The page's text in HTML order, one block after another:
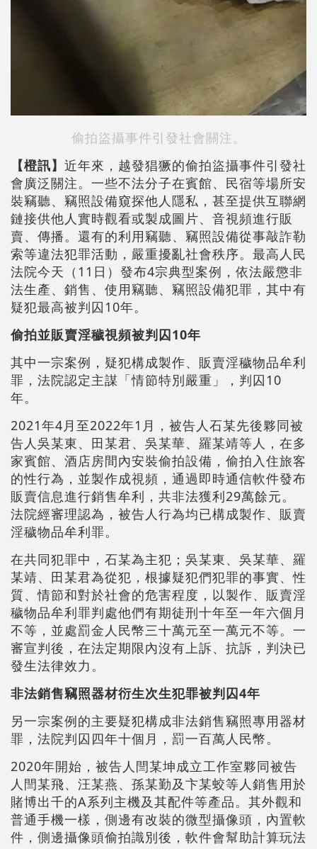
偷拍盜攝事件引發社會關注。
【橙訊】 近年來，越發猖獗的偷拍盜攝事件引發社
會廣泛關注。一些不法分子在賓館、民宿等場所安
裝竊聽、竊照設備窺探他人隱私，甚至提供互聯網
鏈接供他人實時觀看或製成圖片、音視頻進行販
賣、傳播。還有的利用竊聽、竊照設備從事敲詐勒
索等違法犯罪活動，嚴重擾亂社會秩序。最高人民
法院今天（11日）發布4宗典型案例，依法嚴懲非
法生產、銷售、使用竊聽、竊照設備犯罪，其中有
疑犯最高被判囚10年。
偷拍並販賣淫穢視頻被判囚10年
其中一宗案例，疑犯構成製作、販賣淫穢物品牟利
罪，法院認定主謀「情節特別嚴重」，判囚10
年。
2021年4月至2022年1月，被告人石某先後夥同被
告人吳某東、田某君、吳某華、羅某靖等人，在多
家賓館、酒店房間內安裝偷拍設備，偷拍入住旅客
的性行為，並製作成視頻，通過即時通信軟件發布
販賣信息進行銷售牟利，共非法獲利29萬餘元。
法院經審理認為，被告人行為均已構成製作、販賣
淫穢物品牟利罪。
在共同犯罪中，石某為主犯；吳某東、吳某華、羅
某靖、田某君為從犯，根據疑犯們犯罪的事實、性
質、情節和對於社會的危害程度，以製作、販賣淫
穢物品牟利罪判處他們有期徒刑十年至一年六個月
不等，並處罰金人民幣三十萬元至一萬元不等。一
審宣判後，在法定期限內沒有上訴、抗訴，判決已
發生法律效力。
非法銷售竊照器材衍生次生犯罪被判囚4年
另一宗案例的主要疑犯構成非法銷售竊照專用器材
罪，法院判囚四年十個月，罰一百萬人民幣。
2020年開始，被告人閆某坤成立工作室夥同被告
人閆某飛、汪某燕、孫某勤及卞某蛟等人銷售用於
賭博出千的A系列主機及其配件等產品。其外觀和
普通手機一樣，側邊有改裝的微型攝像頭，內置軟
件，側邊攝像頭偷拍識別後，軟件會幫助計算玩法